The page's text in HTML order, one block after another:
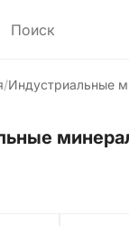
Индустриальные